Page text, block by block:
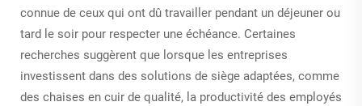
connue de ceux qui ont dû travailler pendant un déjeuner ou
tard le soir pour respecter une échéance. Certaines
recherches suggèrent que lorsque les entreprises
investissent dans des solutions de siège adaptées, comme
des chaises en cuir de qualité, la productivité des employés